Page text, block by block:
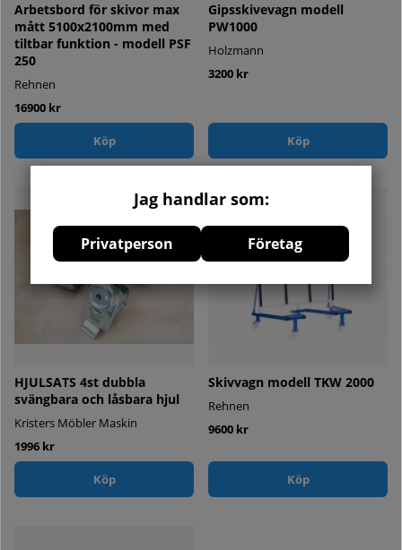
Jag handlar som:
Privatperson Företag
Arbetsbord för skivor max
mått 5100x2100mm med
tiltbar funktion - modell PSF
250
Rehnen
16900 kr
Köp
Gipsskivevagn modell
PW1000
Holzmann
3200 kr
Köp
HJULSATS 4st dubbla
svängbara och låsbara hjul
Kristers Möbler Maskin
1996 kr
Köp
Skivvagn modell TKW 2000
Rehnen
9600 kr
Köp